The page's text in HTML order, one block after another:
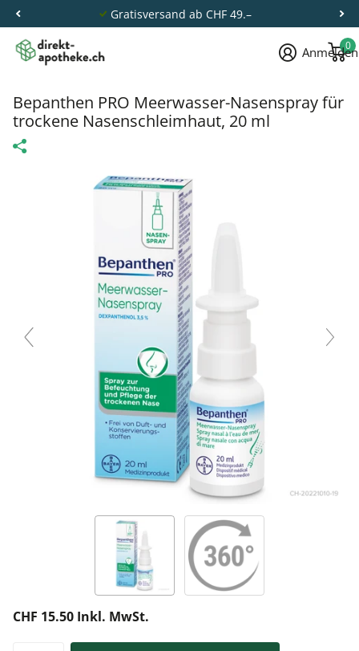
Gratisversand ab CHF 49.–
Anmelden
0
Bepanthen PRO Meerwasser-Nasenspray für
trockene Nasenschleimhaut, 20 ml
CHF 15.50 Inkl. MwSt.